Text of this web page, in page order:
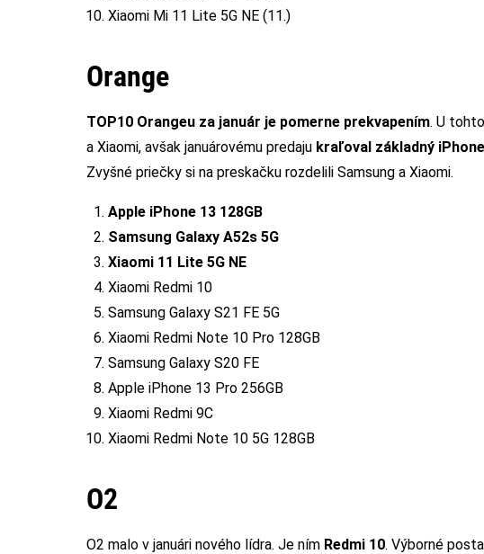
Xiaomi Mi 11 Lite 5G NE (11.)
Orange
TOP10 Orangeu za január je pomerne prekvapením. U
a Xiaomi, avšak januárovému predaju kraľoval základný
Zvyšné priečky si na preskačku rozdelili Samsung a Xiaomi.
Apple iPhone 13 128GB
Samsung Galaxy A52s 5G
Xiaomi 11 Lite 5G NE
Xiaomi Redmi 10
Samsung Galaxy S21 FE 5G
Xiaomi Redmi Note 10 Pro 128GB
Samsung Galaxy S20 FE
Apple iPhone 13 Pro 256GB
Xiaomi Redmi 9C
Xiaomi Redmi Note 10 5G 128GB
O2
O2 malo v januári nového lídra. Je ním Redmi 10. Výborné